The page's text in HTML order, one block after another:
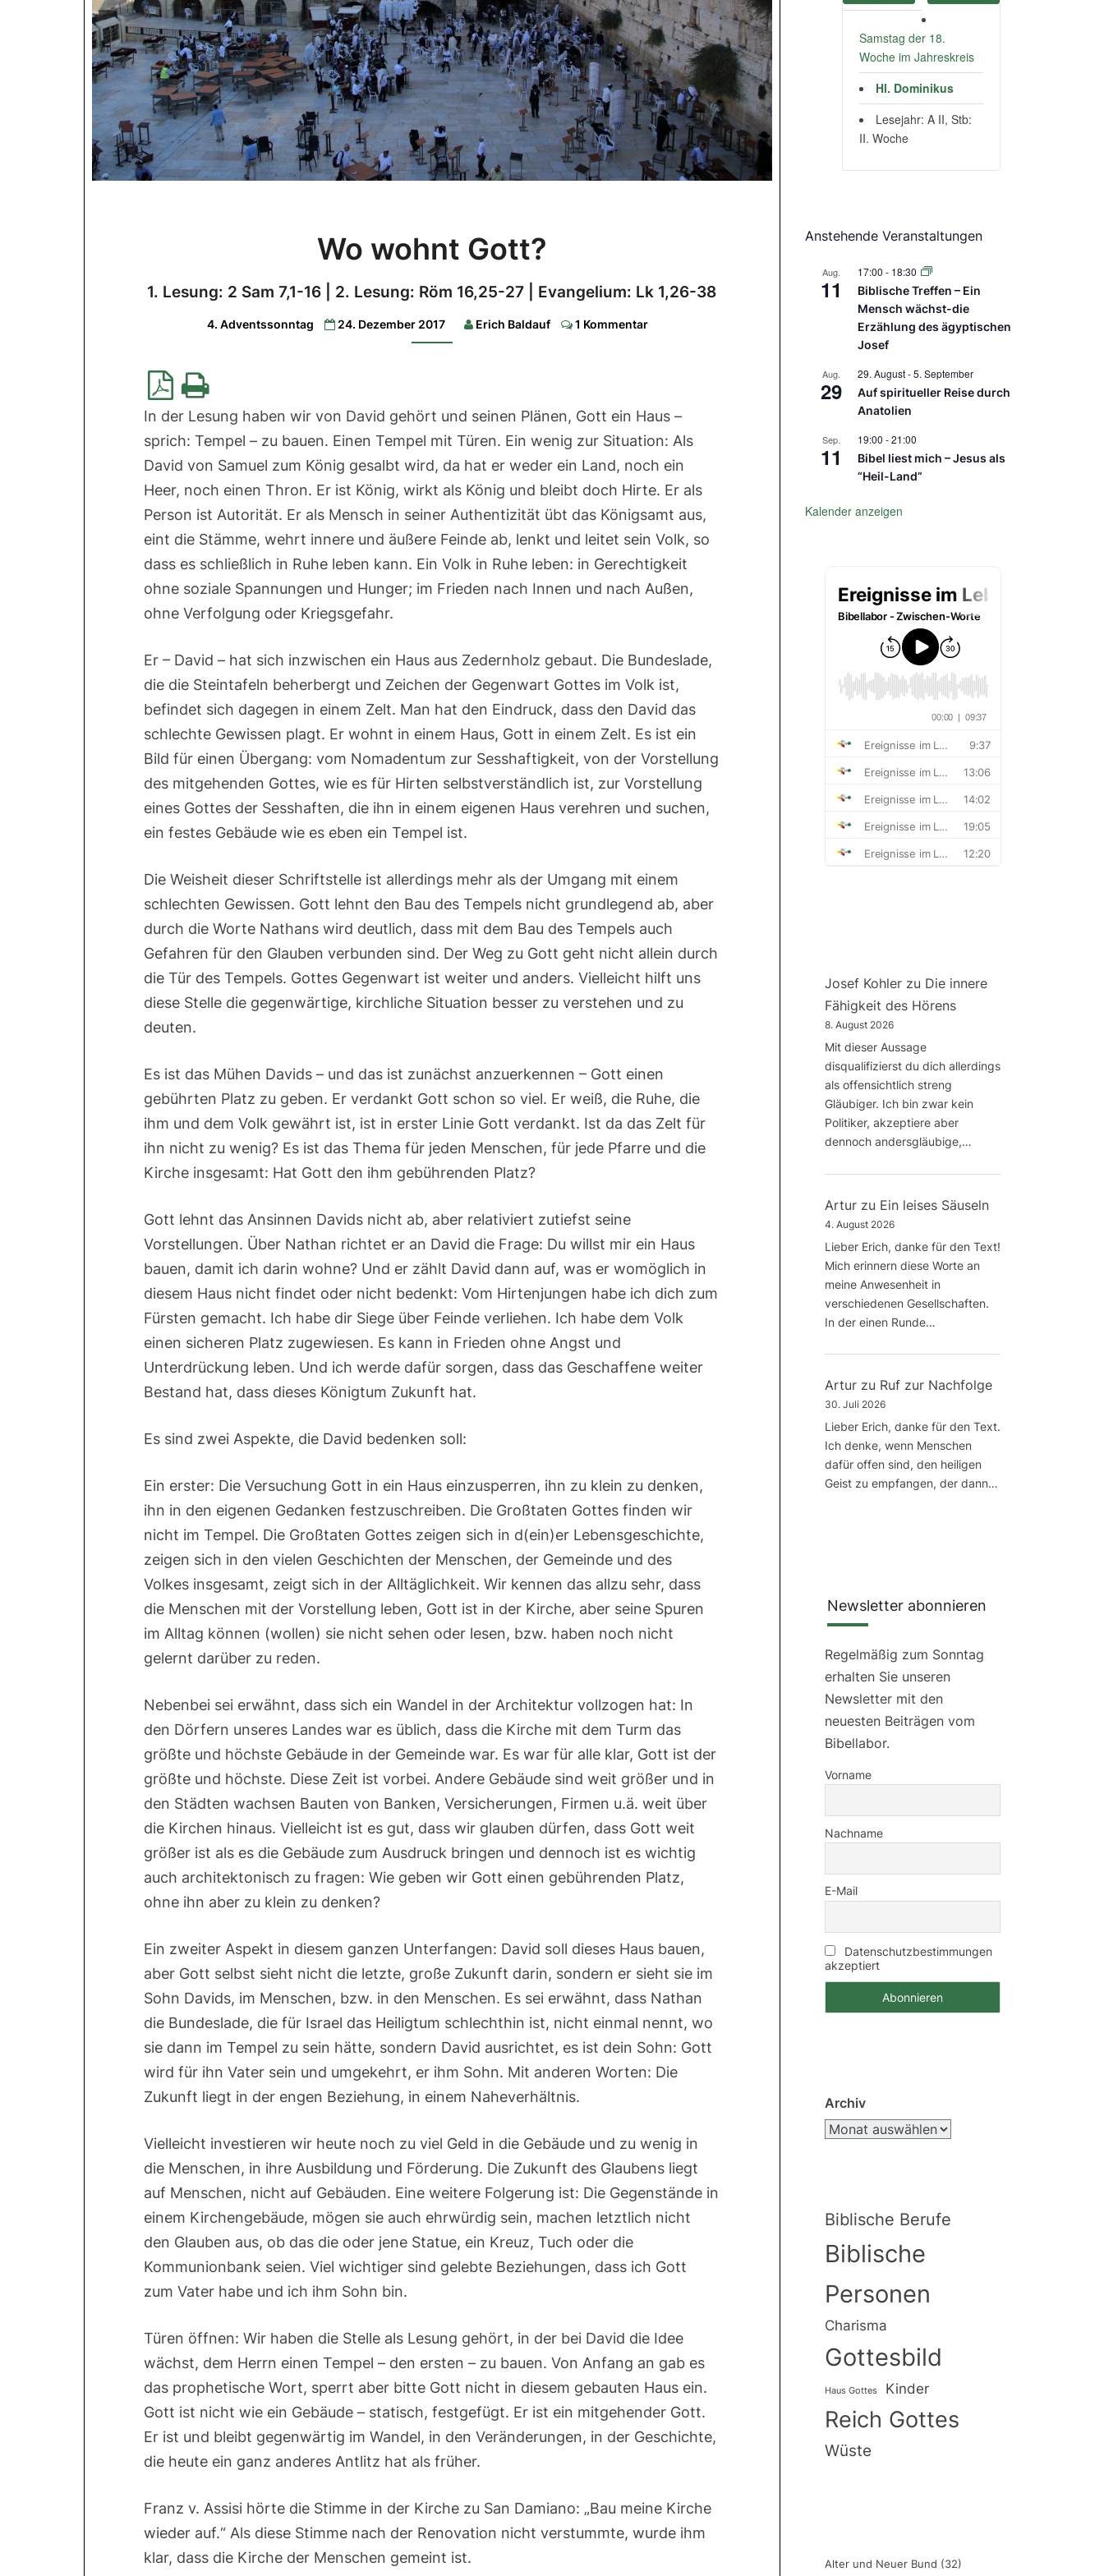
wohnt
2
Sam
Röm
16,25-
27
|
Evangelium:
Lk
38
Wo wohnt Gott?
1. Lesung: 2 Sam 7,1-16 | 2. Lesung: Röm 16,25-27 | Evangelium: Lk 1,26-38
4. Adventssonntag 24. Dezember 2017 Erich Baldauf Comments
1 Kommentar
In der Lesung haben wir von David gehört und seinen Plänen, Gott ein Haus –
sprich: Tempel – zu bauen. Einen Tempel mit Türen. Ein wenig zur Situation: Als
David von Samuel zum König gesalbt wird, da hat er weder ein Land, noch ein
Heer, noch einen Thron. Er ist König, wirkt als König und bleibt doch Hirte. Er als
Person ist Autorität. Er als Mensch in seiner Authentizität übt das Königsamt aus,
eint die Stämme, wehrt innere und äußere Feinde ab, lenkt und leitet sein Volk, so
dass es schließlich in Ruhe leben kann. Ein Volk in Ruhe leben: in Gerechtigkeit
ohne soziale Spannungen und Hunger; im Frieden nach Innen und nach Außen,
ohne Verfolgung oder Kriegsgefahr.
Er – David – hat sich inzwischen ein Haus aus Zedernholz gebaut. Die Bundeslade,
die die Steintafeln beherbergt und Zeichen der Gegenwart Gottes im Volk ist,
befindet sich dagegen in einem Zelt. Man hat den Eindruck, dass den David das
schlechte Gewissen plagt. Er wohnt in einem Haus, Gott in einem Zelt. Es ist ein
Bild für einen Übergang: vom Nomadentum zur Sesshaftigkeit, von der Vorstellung
des mitgehenden Gottes, wie es für Hirten selbstverständlich ist, zur Vorstellung
eines Gottes der Sesshaften, die ihn in einem eigenen Haus verehren und suchen,
ein festes Gebäude wie es eben ein Tempel ist.
Die Weisheit dieser Schriftstelle ist allerdings mehr als der Umgang mit einem
schlechten Gewissen. Gott lehnt den Bau des Tempels nicht grundlegend ab, aber
durch die Worte Nathans wird deutlich, dass mit dem Bau des Tempels auch
Gefahren für den Glauben verbunden sind. Der Weg zu Gott geht nicht allein durch
die Tür des Tempels. Gottes Gegenwart ist weiter und anders. Vielleicht hilft uns
diese Stelle die gegenwärtige, kirchliche Situation besser zu verstehen und zu
deuten.
Es ist das Mühen Davids – und das ist zunächst anzuerkennen – Gott einen
gebührten Platz zu geben. Er verdankt Gott schon so viel. Er weiß, die Ruhe, die
ihm und dem Volk gewährt ist, ist in erster Linie Gott verdankt. Ist da das Zelt für
ihn nicht zu wenig? Es ist das Thema für jeden Menschen, für jede Pfarre und die
Kirche insgesamt: Hat Gott den ihm gebührenden Platz?
Gott lehnt das Ansinnen Davids nicht ab, aber relativiert zutiefst seine
Vorstellungen. Über Nathan richtet er an David die Frage: Du willst mir ein Haus
bauen, damit ich darin wohne? Und er zählt David dann auf, was er womöglich in
diesem Haus nicht findet oder nicht bedenkt: Vom Hirtenjungen habe ich dich zum
Fürsten gemacht. Ich habe dir Siege über Feinde verliehen. Ich habe dem Volk
einen sicheren Platz zugewiesen. Es kann in Frieden ohne Angst und
Unterdrückung leben. Und ich werde dafür sorgen, dass das Geschaffene weiter
Bestand hat, dass dieses Königtum Zukunft hat.
Es sind zwei Aspekte, die David bedenken soll:
Ein erster: Die Versuchung Gott in ein Haus einzusperren, ihn zu klein zu denken,
ihn in den eigenen Gedanken festzuschreiben. Die Großtaten Gottes finden wir
nicht im Tempel. Die Großtaten Gottes zeigen sich in d(ein)er Lebensgeschichte,
zeigen sich in den vielen Geschichten der Menschen, der Gemeinde und des
Volkes insgesamt, zeigt sich in der Alltäglichkeit. Wir kennen das allzu sehr, dass
die Menschen mit der Vorstellung leben, Gott ist in der Kirche, aber seine Spuren
im Alltag können (wollen) sie nicht sehen oder lesen, bzw. haben noch nicht
gelernt darüber zu reden.
Nebenbei sei erwähnt, dass sich ein Wandel in der Architektur vollzogen hat: In
den Dörfern unseres Landes war es üblich, dass die Kirche mit dem Turm das
größte und höchste Gebäude in der Gemeinde war. Es war für alle klar, Gott ist der
größte und höchste. Diese Zeit ist vorbei. Andere Gebäude sind weit größer und in
den Städten wachsen Bauten von Banken, Versicherungen, Firmen u.ä. weit über
die Kirchen hinaus. Vielleicht ist es gut, dass wir glauben dürfen, dass Gott weit
größer ist als es die Gebäude zum Ausdruck bringen und dennoch ist es wichtig
auch architektonisch zu fragen: Wie geben wir Gott einen gebührenden Platz,
ohne ihn aber zu klein zu denken?
Ein zweiter Aspekt in diesem ganzen Unterfangen: David soll dieses Haus bauen,
aber Gott selbst sieht nicht die letzte, große Zukunft darin, sondern er sieht sie im
Sohn Davids, im Menschen, bzw. in den Menschen. Es sei erwähnt, dass Nathan
die Bundeslade, die für Israel das Heiligtum schlechthin ist, nicht einmal nennt, wo
sie dann im Tempel zu sein hätte, sondern David ausrichtet, es ist dein Sohn: Gott
wird für ihn Vater sein und umgekehrt, er ihm Sohn. Mit anderen Worten: Die
Zukunft liegt in der engen Beziehung, in einem Naheverhältnis.
Vielleicht investieren wir heute noch zu viel Geld in die Gebäude und zu wenig in
die Menschen, in ihre Ausbildung und Förderung. Die Zukunft des Glaubens liegt
auf Menschen, nicht auf Gebäuden. Eine weitere Folgerung ist: Die Gegenstände in
einem Kirchengebäude, mögen sie auch ehrwürdig sein, machen letztlich nicht
den Glauben aus, ob das die oder jene Statue, ein Kreuz, Tuch oder die
Kommunionbank seien. Viel wichtiger sind gelebte Beziehungen, dass ich Gott
zum Vater habe und ich ihm Sohn bin.
Türen öffnen: Wir haben die Stelle als Lesung gehört, in der bei David die Idee
wächst, dem Herrn einen Tempel – den ersten – zu bauen. Von Anfang an gab es
das prophetische Wort, sperrt aber bitte Gott nicht in diesem gebauten Haus ein.
Gott ist nicht wie ein Gebäude – statisch, festgefügt. Er ist ein mitgehender Gott.
Er ist und bleibt gegenwärtig im Wandel, in den Veränderungen, in der Geschichte,
die heute ein ganz anderes Antlitz hat als früher.
Franz v. Assisi hörte die Stimme in der Kirche zu San Damiano: „Bau meine Kirche
wieder auf.“ Als diese Stimme nach der Renovation nicht verstummte, wurde ihm
klar, dass die Kirche der Menschen gemeint ist.
Samstag der 18.
Woche im Jahreskreis
Hl. Dominikus
Lesejahr: A II, Stb:
II. Woche
Anstehende Veranstaltungen
Aug.
11
17:00 - 18:30
Biblische Treffen – Ein
Mensch wächst-die
Erzählung des ägyptischen
Josef
Aug.
29
29. August-5. September
Auf spiritueller Reise durch
Anatolien
Sep.
11
19:00 -21:00
Bibel liest mich – Jesus als
“Heil-Land”
Kalender anzeigen
Josef Kohlerzu Die innere
Fähigkeit des Hörens
8. August 2026
Mit dieser Aussage
disqualifizierst du dich allerdings
als offensichtlich streng
Gläubiger. Ich bin zwar kein
Politiker, akzeptiere aber
dennoch andersgläubige,…
Arturzu Ein leises Säuseln
4. August 2026
Lieber Erich, danke für den Text!
Mich erinnern diese Worte an
meine Anwesenheit in
verschiedenen Gesellschaften.
In der einen Runde…
Arturzu Ruf zur Nachfolge
30. Juli 2026
Lieber Erich, danke für den Text.
Ich denke, wenn Menschen
dafür offen sind, den heiligen
Geist zu empfangen, der dann…
Newsletter abonnieren
Regelmäßig zum Sonntag
erhalten Sie unseren
Newsletter mit den
neuesten Beiträgen vom
Bibellabor.
Vorname
Nachname
E-Mail
Datenschutzbestimmungen
akzeptiert
Archiv
Biblische Berufe
Biblische
Personen
Charisma
Gottesbild
Haus Gottes Kinder
Reich Gottes
Wüste
Alter und Neuer Bund (32)